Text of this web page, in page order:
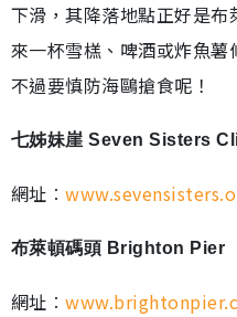
下滑，其降落地點正好是
來一杯雪榚、啤酒或炸魚薯
不過要慎防海鷗搶食呢！
七姊妹崖 Seven Sisters
網址︰
布萊頓碼頭 Brighton Pier
網址︰